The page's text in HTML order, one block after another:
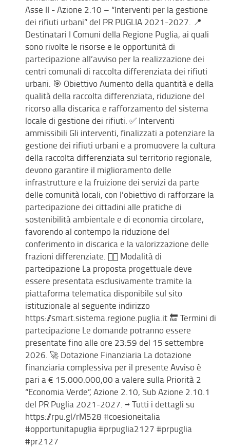
Asse II - Azione 2.10 – “Interventi per la gestione
dei rifiuti urbani” del PR PUGLIA 2021-2027. 📍
Destinatari I Comuni della Regione Puglia, ai quali
sono rivolte le risorse e le opportunità di
partecipazione all’avviso per la realizzazione dei
centri comunali di raccolta differenziata dei rifiuti
urbani. 🎯 Obiettivo Aumento della quantità e della
qualità della raccolta differenziata, riduzione del
ricorso alla discarica e rafforzamento del sistema
locale di gestione dei rifiuti. ✅ Interventi
ammissibili Gli interventi, finalizzati a potenziare la
gestione dei rifiuti urbani e a promuovere la cultura
della raccolta differenziata sul territorio regionale,
devono garantire il miglioramento delle
infrastrutture e la fruizione dei servizi da parte
delle comunità locali, con l’obiettivo di rafforzare la
partecipazione dei cittadini alle pratiche di
sostenibilità ambientale e di economia circolare,
favorendo al contempo la riduzione del
conferimento in discarica e la valorizzazione delle
frazioni differenziate. 👉🏻 Modalità di
partecipazione La proposta progettuale deve
essere presentata esclusivamente tramite la
piattaforma telematica disponibile sul sito
istituzionale al seguente indirizzo
https://smart.sistema.regione.puglia.it 🔚 Termini di
partecipazione Le domande potranno essere
presentate fino alle ore 23:59 del 15 settembre
2026. 🚀 Dotazione Finanziaria La dotazione
finanziaria complessiva per il presente Avviso è
pari a € 15.000.000,00 a valere sulla Priorità 2
“Economia Verde”, Azione 2.10, Sub Azione 2.10.1
del PR Puglia 2021-2027. ➡️ Tutti i dettagli su
https://rpu.gl/rM528 #coesioneitalia
#opportunitapuglia #prpuglia2127 #prpuglia
#pr2127